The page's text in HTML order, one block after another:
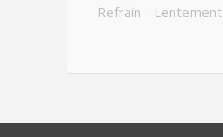
- Refrain - Lentement
- Pont - Avec le chant
- Chanson complète